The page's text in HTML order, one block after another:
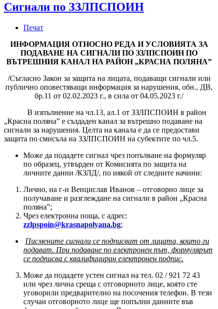
Сигнали по ЗЗЛПСПОИН
Печат
ИНФОРМАЦИЯ ОТНОСНО РЕДА И УСЛОВИЯТА ЗА
ПОДАВАНЕ НА СИГНАЛИ ПО ЗЗЛПСПОИН ПО
ВЪТРЕШНИЯ КАНАЛ НА РАЙОН „КРАСНА ПОЛЯНА”
/Съгласно Закон за защита на лицата, подаващи сигнали или
публично оповестяващи информация за нарушения, обн., ДВ,
бр.11 от 02.02.2023 г., в сила от 04.05.2023 г./
В изпълнение на чл.13, ал.1 от ЗЗЛПСПОИН в район
„Красна поляна” е създаден канал за вътрешно подаване на
сигнали за нарушения. Целта на канала е да се предостави
защита по смисъла на ЗЗЛПСПОИН на субектите по чл.5.
Може да подадете сигнал чрез попълване на формуляр
по образец, утвърден от Комисията по защита на
личните данни /КЗЛД/, по някой от следните начини:
Лично, на г-н Венцислав Иванов – отговорно лице за
получаване и разглеждане на сигнали в район „Красна
поляна”;
Чрез електронна поща, с адрес:
zzlpspoin@krasnapolyana.bg;
Писмените сигнали се подписват от лицата, които ги
подават. При подаване по електронен път, формулярът
се подписва с квалифициран електронен подпис.
Може да подадете устен сигнал на тел. 02 / 921 72 43
или чрез лична среща с отговорното лице, която сте
уговорили предварително на посочения телефон. В тези
случаи отговорното лице ще попълни данните във